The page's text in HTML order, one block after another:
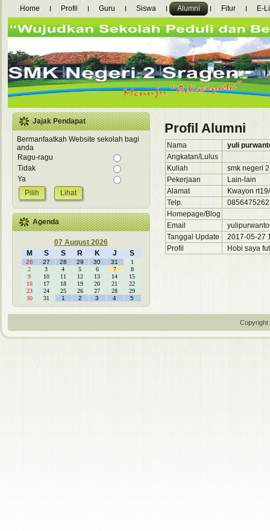
Home Profil Guru Siswa Alumni Fitur E-
Jajak Pendapat
Bermanfaatkah Website sekolah bagi
anda
Ragu-ragu
Tidak
Ya
Lihat
Agenda
07 August 2026
M
S S R K J S
26 27 28 29 30 31
1
2
3 4 5 6 7
8
9
10 11 12 13 14
15
16
17 18 19 20 21
22
23
24 25 26 27 28
29
30
31 1 2 3 4 5
Profil Alumni
Nama
yuli
Angkatan/Lulus
Kuliah
smk negeri
Pekerjaan
Lain-lain
Alamat
Kwayon
Telp.
Homepage/Blog
Email
Tanggal Update
2017-05-27
Profil
Hobi saya